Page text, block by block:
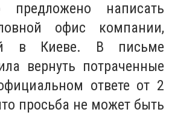
предложено написать
офис компании,
в Киеве. В письме
вернуть потраченные
ответе от 2
просьба не может быть